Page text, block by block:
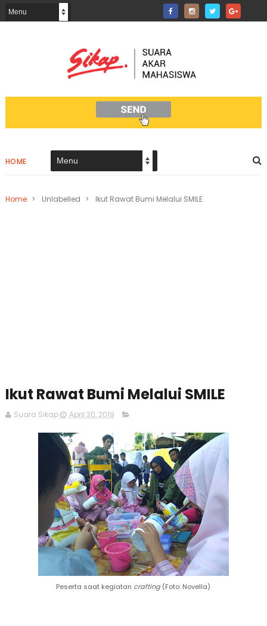
HOME
Home > Unlabelled > Ikut Rawat Bumi Melalui SMILE
Ikut Rawat Bumi Melalui SMILE
Suara Sikap April 30, 2019
Peserta saat kegiatan crafting (Foto: Novella)